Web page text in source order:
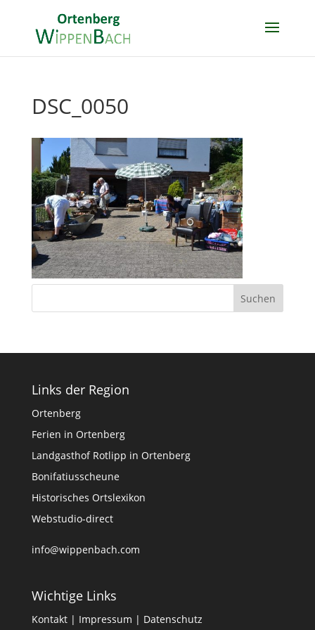
DSC_0050
Links der Region
Ortenberg
Ferien in Ortenberg
Landgasthof Rotlipp in Ortenberg
Bonifatiusscheune
Historisches Ortslexikon
Webstudio-direct
info@wippenbach.com
Wichtige Links
Kontakt| Impressum | Datenschutz